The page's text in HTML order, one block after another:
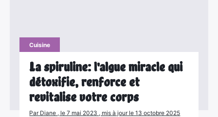
Cuisine
La spiruline: l'algue miracle qui
détoxifie, renforce et
revitalise votre corps
Par Diane , le 7 mai 2023 , mis à jour le 13 octobre 2025
Rechercher
: